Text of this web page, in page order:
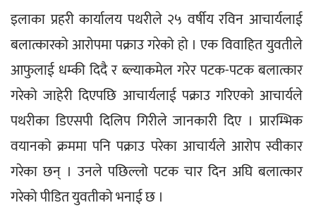
इलाका प्रहरी कार्यालय पथरीले २५ वर्षीय रविन आचार्यलाई
बलात्कारको आरोपमा पक्राउ गरेको हो । एक विवाहित युवतीले
आफुलाई धम्की दिदै र ब्ल्याकमेल गरेर पटक-पटक बलात्कार
गरेको जाहेरी दिएपछि आचार्यलाई पक्राउ गरिएको आचार्यले
पथरीका डिएसपी दिलिप गिरीले जानकारी दिए । प्रारम्भिक
वयानको क्रममा पनि पक्राउ परेका आचार्यले आरोप स्वीकार
गरेका छन् । उनले पछिल्लो पटक चार दिन अघि बलात्कार
गरेको पीडित युवतीको भनाई छ ।